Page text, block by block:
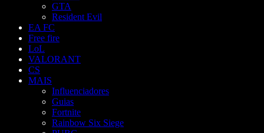
GTA
Resident Evil
EA FC
Free fire
LoL
VALORANT
CS
MAIS
Influenciadores
Guias
Fortnite
Rainbow Six Siege